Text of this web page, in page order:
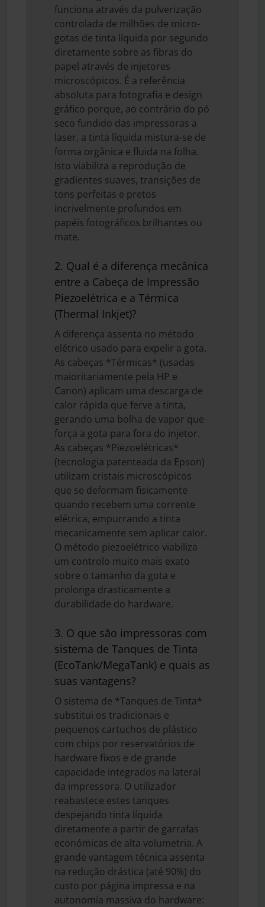
funciona através da pulverização
controlada de milhões de micro-
gotas de tinta líquida por segundo
diretamente sobre as fibras do
papel através de injetores
microscópicos. É a referência
absoluta para fotografia e design
gráfico porque, ao contrário do pó
seco fundido das impressoras a
laser, a tinta líquida mistura-se de
forma orgânica e fluida na folha.
Isto viabiliza a reprodução de
gradientes suaves, transições de
tons perfeitas e pretos
incrivelmente profundos em
papéis fotográficos brilhantes ou
mate.
2. Qual é a diferença mecânica
entre a Cabeça de Impressão
Piezoelétrica e a Térmica
(Thermal Inkjet)?
A diferença assenta no método
elétrico usado para expelir a gota.
As cabeças *Térmicas* (usadas
maioritariamente pela HP e
Canon) aplicam uma descarga de
calor rápida que ferve a tinta,
gerando uma bolha de vapor que
força a gota para fora do injetor.
As cabeças *Piezoelétricas*
(tecnologia patenteada da Epson)
utilizam cristais microscópicos
que se deformam fisicamente
quando recebem uma corrente
elétrica, empurrando a tinta
mecanicamente sem aplicar calor.
O método piezoelétrico viabiliza
um controlo muito mais exato
sobre o tamanho da gota e
prolonga drasticamente a
durabilidade do hardware.
3. O que são impressoras com
sistema de Tanques de Tinta
(EcoTank/MegaTank) e quais as
suas vantagens?
O sistema de *Tanques de Tinta*
substitui os tradicionais e
pequenos cartuchos de plástico
com chips por reservatórios de
hardware fixos e de grande
capacidade integrados na lateral
da impressora. O utilizador
reabastece estes tanques
despejando tinta líquida
diretamente a partir de garrafas
económicas de alta volumetria. A
grande vantagem técnica assenta
na redução drástica (até 90%) do
custo por página impressa e na
autonomia massiva do hardware: